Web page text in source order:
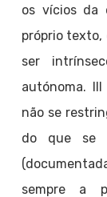
os vícios da
próprio texto,
ser
autónoma.
não se
do que se
sempre a